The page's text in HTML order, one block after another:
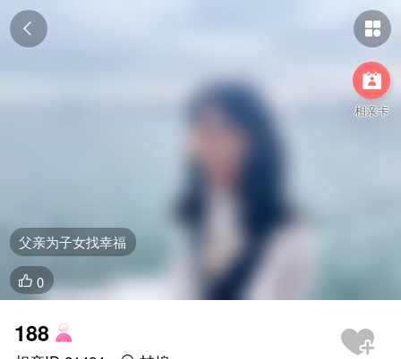
 

相亲卡
 0
父亲为子女找幸福
188